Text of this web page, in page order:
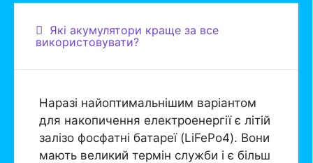
Які акумулятори краще за все
використовувати?
Наразі найоптимальнішим варіантом
для накопичення електроенергії є літій
залізо фосфатні батареї (LiFePo4). Вони
мають великий термін служби і є більш